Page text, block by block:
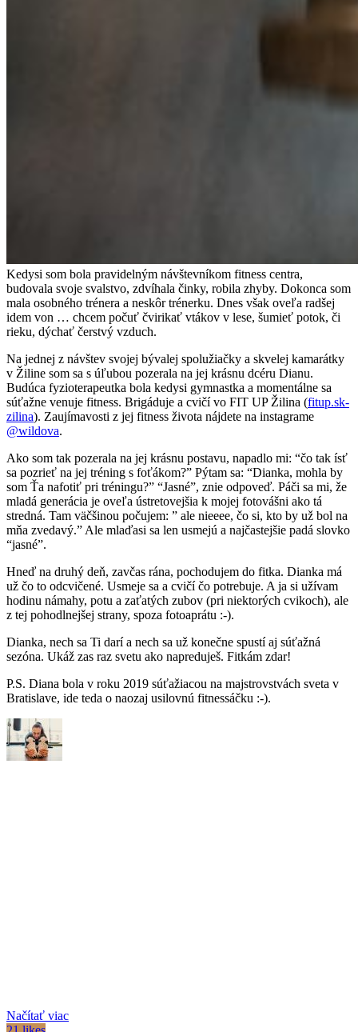
Kedysi som bola pravidelným návštevníkom fitness centra,
budovala svoje svalstvo, zdvíhala činky, robila zhyby. Dokonca som
mala osobného trénera a neskôr trénerku. Dnes však oveľa radšej
idem von … chcem počuť čvirikať vtákov v lese, šumieť potok, či
rieku, dýchať čerstvý vzduch.
Na jednej z návštev svojej bývalej spolužiačky a skvelej kamarátky
v Žiline som sa s úľubou pozerala na jej krásnu dcéru Dianu.
Budúca fyzioterapeutka bola kedysi gymnastka a momentálne sa
súťažne venuje fitness. Brigáduje a cvičí vo FIT UP Žilina (fitup.sk-
zilina). Zaujímavosti z jej fitness života nájdete na instagrame
@wildova.
Ako som tak pozerala na jej krásnu postavu, napadlo mi: “čo tak ísť
sa pozrieť na jej tréning s foťákom?” Pýtam sa: “Dianka, mohla by
som Ťa nafotiť pri tréningu?” “Jasné”, znie odpoveď. Páči sa mi, že
mladá generácia je oveľa ústretovejšia k mojej fotovášni ako tá
stredná. Tam väčšinou počujem: ” ale nieeee, čo si, kto by už bol na
mňa zvedavý.” Ale mlaďasi sa len usmejú a najčastejšie padá slovko
“jasné”.
Hneď na druhý deň, zavčas rána, pochodujem do fitka. Dianka má
už čo to odcvičené. Usmeje sa a cvičí čo potrebuje. A ja si užívam
hodinu námahy, potu a zaťatých zubov (pri niektorých cvikoch), ale
z tej pohodlnejšej strany, spoza fotoaprátu :-).
Dianka, nech sa Ti darí a nech sa už konečne spustí aj súťažná
sezóna. Ukáž zas raz svetu ako napreduješ. Fitkám zdar!
P.S. Diana bola v roku 2019 súťažiacou na majstrovstvách sveta v
Bratislave, ide teda o naozaj usilovnú fitnessáčku :-).
Načítať viac